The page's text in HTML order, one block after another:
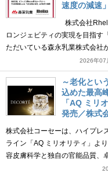
速度の減速
株式会社
ロンジェビティの実現を目指
ただいている森永乳業株式会
2026年07
～老化とい
込めた最高
「AQ ミリ
発売／株式
株式会社コーセーは、ハイプレ
ライン「AQ ミリオリティ」よ
容皮膚科学と独自の官能品質